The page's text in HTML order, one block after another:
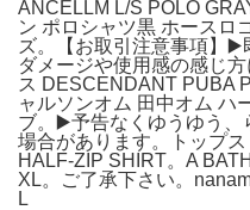
ANCELLM L/S POLO
ン ポロシャツ黒 ホースロ
ズ。【お取引注意事項】
ダメージや使用感の感じ
ス DESCENDANT PUBA
ャルソンオム 田中オム ハ
ブ。▶️予告なくゆうゆう、
場合があります。トップ
HALF-ZIP SHIRT。A
XL。ご了承下さい。
L